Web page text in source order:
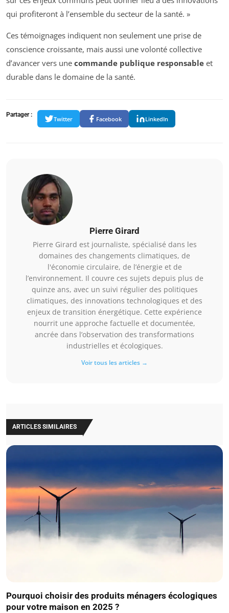
qui profiteront à l’ensemble du secteur de la santé. »
Ces témoignages indiquent non seulement une prise de
conscience croissante, mais aussi une volonté collective
d’avancer vers une commande publique responsable et
durable dans le domaine de la santé.
Partager :
Twitter Facebook LinkedIn
Pierre Girard
Pierre Girard est journaliste, spécialisé dans les
domaines des changements climatiques, de
l'économie circulaire, de l’énergie et de
l’environnement. Il couvre ces sujets depuis plus de
quinze ans, avec un suivi régulier des politiques
climatiques, des innovations technologiques et des
enjeux de transition énergétique. Cette expérience
nourrit une approche factuelle et documentée,
ancrée dans l’observation des transformations
industrielles et écologiques.
Voir tous les articles →
ARTICLES SIMILAIRES
Pourquoi choisir des produits ménagers écologiques
pour votre maison en 2025 ?